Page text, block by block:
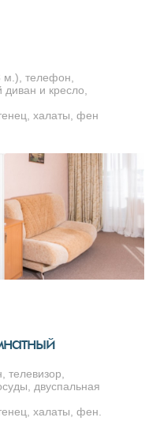
м.), телефон,
диван и кресло,
халаты, фен
двуспальная
халаты, фен.